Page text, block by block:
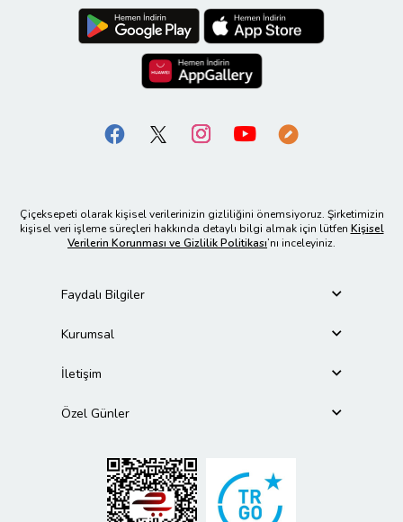
Çiçeksepeti olarak kişisel verilerinizin gizliliğini önemsiyoruz. Şirketimizin
kişisel veri işleme süreçleri hakkında detaylı bilgi almak için lütfen Kişisel
Verilerin Korunması ve Gizlilik Politikası’nı inceleyiniz.
Faydalı Bilgiler
Kurumsal
İletişim
Özel Günler